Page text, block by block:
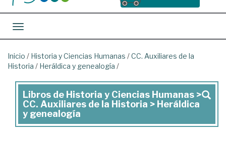
Toggle navigation
Inicio / Historia y Ciencias Humanas /CC. Auxiliares de la
Historia / Heráldica y genealogía /
Libros
de
Historia
Libros de Historia y Ciencias Humanas >
CC. Auxiliares de la Historia > Heráldica
y genealogía